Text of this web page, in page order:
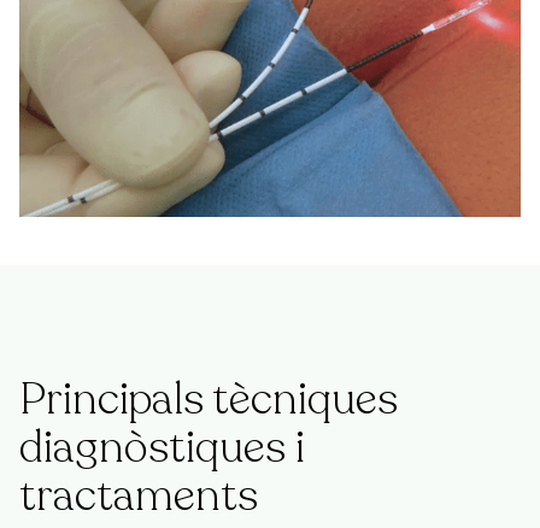
Principals tècniques
diagnòstiques i
tractaments